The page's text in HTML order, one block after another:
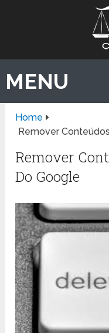
MENU
Home
Remover
Remover
Do Google